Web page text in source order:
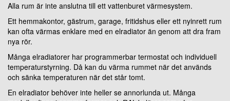
Alla rum är inte anslutna till ett vattenburet värmesystem.
Ett hemmakontor, gästrum, garage, fritidshus eller ett nyinrett rum
kan ofta värmas enklare med en elradiator än genom att dra fram
nya rör.
Många elradiatorer har programmerbar termostat och individuell
temperaturstyrning. Då kan du värma rummet när det används
och sänka temperaturen när det står tomt.
En elradiator behöver inte heller se annorlunda ut. Många